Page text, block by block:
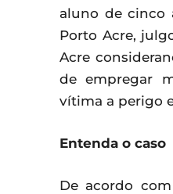
aluno de cinco
Porto Acre,
Acre
de empregar
vítima a perigo
Entenda o caso
De acordo